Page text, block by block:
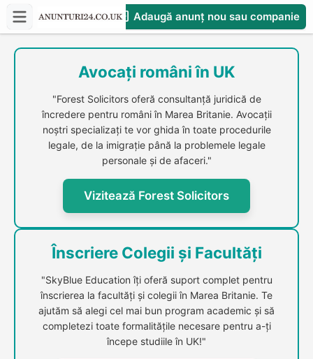
Adaugă anunț nou sau companie
CompaniesS
Avocați români în UK
"Forest Solicitors oferă consultanță juridică de
încredere pentru români în Marea Britanie. Avocații
noștri specializați te vor ghida în toate procedurile
legale, de la imigrație până la problemele legale
personale și de afaceri."
Vizitează Forest Solicitors
Înscriere Colegii și Facultăți
"SkyBlue Education îți oferă suport complet pentru
înscrierea la facultăți și colegii în Marea Britanie. Te
ajutăm să alegi cel mai bun program academic și să
completezi toate formalitățile necesare pentru a-ți
începe studiile în UK!"